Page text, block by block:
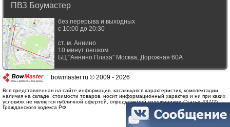
ПВЗ Боумастер
без перерыва и выходных
с 10:00 до 20:30
ст. м. Аннино
10 минут пешком
БЦ "Аннино Плаза" Москва Дорожная 60А
bowmaster.ru © 2009 - 2026
Вся представленная на сайте информация, касающаяся характеристик, комплектации,
наличия на складе, стоимости товаров, носит информационный характер и ни при каких
условиях не является публичной офертой, определяемой положениями Статьи 437(2)
Гражданского кодекса РФ.